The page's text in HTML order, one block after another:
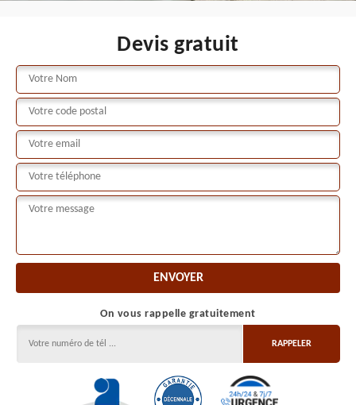
Devis gratuit
On vous rappelle gratuitement